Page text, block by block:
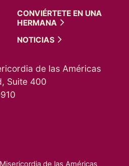
CONVIÉRTETE EN UNA
HERMANA
NOTICIAS
de las Américas
Suite 400
de las Américas